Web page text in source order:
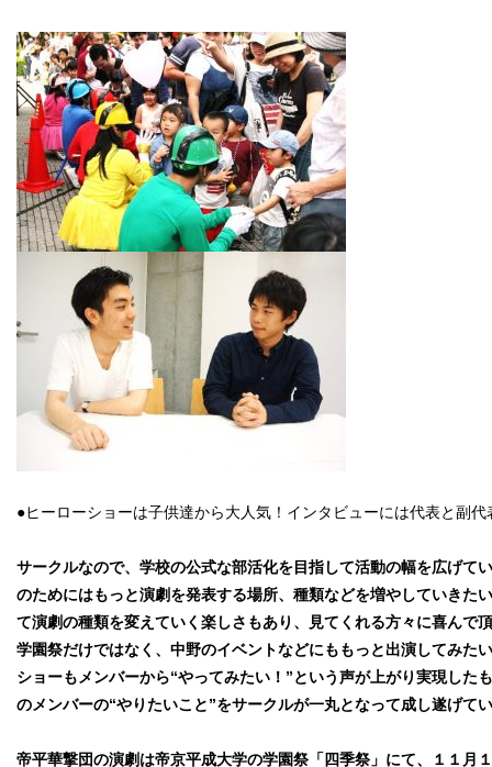
●ヒーローショーは子供達から大人気！インタビューには代表と副
サークルなので、学校の公式な部活化を目指して活動の幅を広げて
のためにはもっと演劇を発表する場所、種類などを増やしていきた
て演劇の種類を変えていく楽しさもあり、見てくれる方々に喜んで
学園祭だけではなく、中野のイベントなどにももっと出演してみた
ショーもメンバーから“やってみたい！”という声が上がり実現した
のメンバーの“やりたいこと”をサークルが一丸となって成し遂げて
帝平華撃団の演劇は帝京平成大学の学園祭「四季祭」にて、１１月